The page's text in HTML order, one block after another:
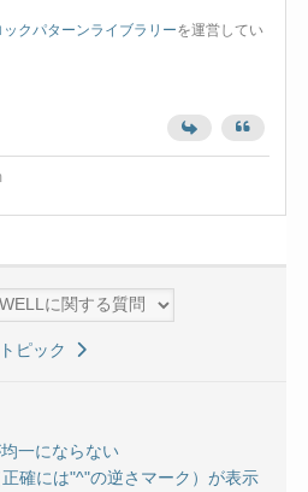
ックパターンライブラリーを運営してい
ピック
一にならない
確には"^"の逆さマーク）が表示